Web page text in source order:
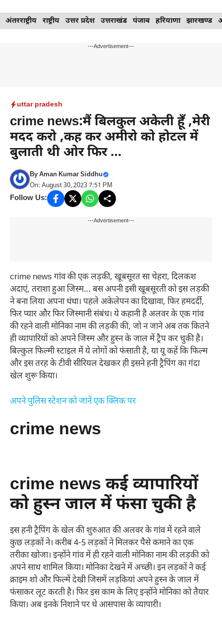
Skip
to
अंतरराष्ट्रीय राष्ट्रीय उत्तर प्रदेश उत्तराखंड पंजाब हरियाणा झारखण्ड
---Advertisement---
uttar pradesh
crime news:मैं बिलकुल अकेली हूँ ,मेरी
मदद करो ,कह कर अमीरो को होटल में
बुलाती थी ओर फिर …
ByAman Kumar Siddhu
On: August 30, 2023 7:51 PM
Follow Us:
---Advertisement---
crime news गांव की एक लड़की, खूबसूरत सा चेहरा, दिलकश
अदाएं, तराशा हुआ जिस्म… बस अपनी इसी खूबसूरती को इस लड़की
ने बना लिया अपना धंधा। पहले अकेलेपन का दिखावा, फिर हमदर्दी,
फिर प्यार और फिर जिस्मानी संबंध। ये कहानी है अलवर के एक गांव
की रहने वाली मोनिका नाम की लड़की की, जो न जाने अब तक कितने
ही व्यापारियों को अपने जिस्म और हुस्न के जाल में ट्रैप कर चुकी है।
बिल्कुल फिल्मी स्टाइल में ये लोगों को फंसाती है, या यू कहें कि फिल्म
और इस तरह के टीवी सीरियल देखकर ही इसने हनी ट्रैपिंग का गंदा
खेल शुरू किया।
अपने पुलिस स्टेशन को जानें एक क्लिक पर
crime news
crime news कई व्यापारियों
को हुस्न जाल में फंसा चुकी है
इस हनी ट्रैपिंग के खेल की शुरुआत की अलवर के गांव में रहने वाले
कुछ लड़कों ने। करीब 4-5 लड़कों ने मिलकर पैसे कमाने का एक
तरीका खोजा। इन्होंने गांव में ही रहने वाली मोनिका नाम की लड़की को
अपने साथ शामिल किया। मोनिका देखने में अच्छी। इन लड़कों ने कई
क्राइम शो और फिल्में देखी जिसमें लड़कियां अपने हुस्न के जाल में
फंसाकर लूट करती है। फिर इस काम के लिए इन्होंने मोनिका को तैयार
किया। अब इनके निशाने पर थे आसपास के व्यापारी।